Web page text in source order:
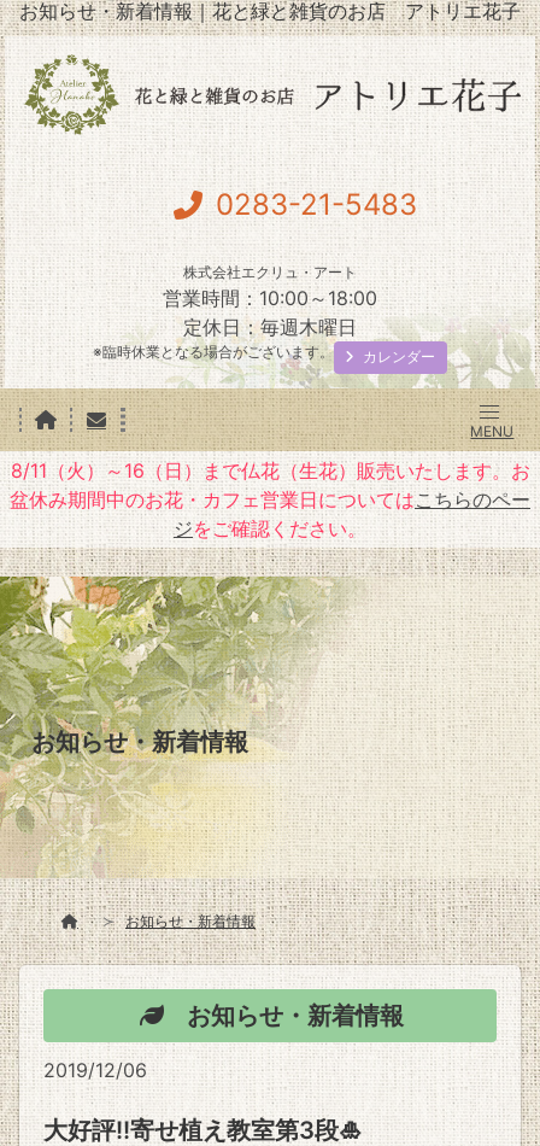
お知らせ・新着情報｜花と緑と雑貨のお店 アトリエ花子
0283-21-5483
株式会社エクリュ・アート
営業時間：10:00～18:00
定休日：毎週木曜日
※臨時休業となる場合がございます。 カレンダー
8/11（火）～16（日）まで仏花（生花）販売いたします。お
盆休み期間中のお花・カフェ営業日についてはこちらのペー
ジをご確認ください。
お知らせ・新着情報
お知らせ・新着情報
お知らせ・新着情報
2019/12/06
大好評!!寄せ植え教室第3段🎍